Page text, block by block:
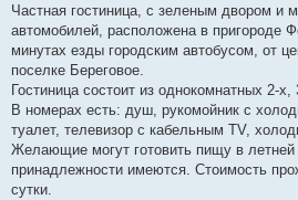
о
щ
е
и
е
Частная гостиница, с зеленым двором и
автомобилей, расположена в пригороде
минутах езды городским автобусом, от
поселке Береговое.
Гостиница состоит из однокомнатных 2-
В номерах есть: душ, рукомойник с
туалет, телевизор с кабельным TV,
Желающие могут готовить пищу в летней
принадлежности имеются. Стоимость
сутки.